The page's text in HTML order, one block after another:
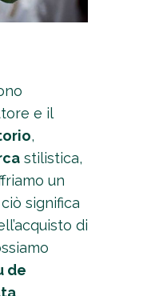
e il
,
stilistica,
un
ciò significa
di
de
,